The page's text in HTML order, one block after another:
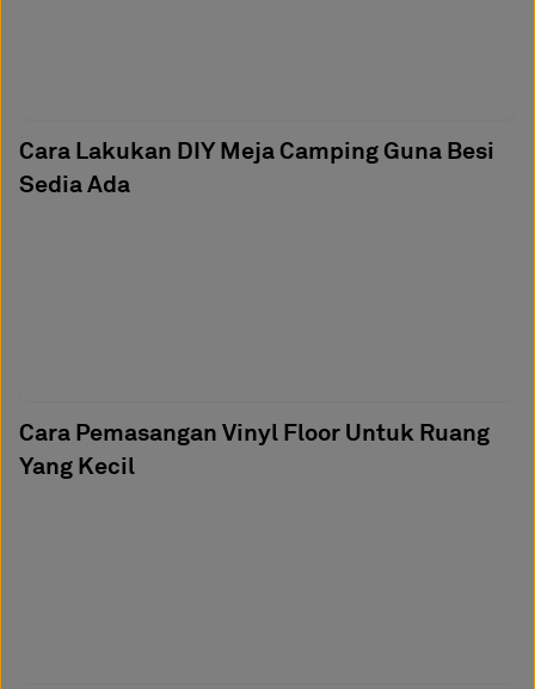
Cara Lakukan DIY Meja Camping Guna Besi
Sedia Ada
Cara Pemasangan Vinyl Floor Untuk Ruang
Yang Kecil